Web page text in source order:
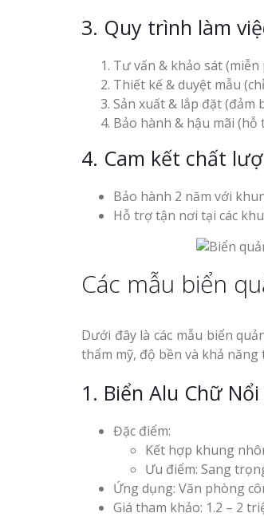
3. Quy trình làm
Tư vấn & khảo sát (miễn
Thiết kế & duyệt mẫu
Sản xuất & lắp đặt (đảm
Bảo hành & hậu mãi (hỗ
4. Cam kết chất
Bảo hành 2 năm với
Hỗ trợ tận nơi tại các
Các mẫu biển
Dưới đây là các mẫu biển
thẩm mỹ, độ bền và khả
1. Biển Alu Chữ
Đặc điểm:
Kết hợp khung
Ưu điểm: Sang
Ứng dụng: Văn phòng
Giá tham khảo: 1.2 – 2